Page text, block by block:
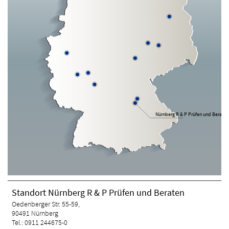
Nürnberg R & P Prüfen und Beraten
Standort Nürnberg R & P Prüfen und Beraten
Oedenberger Str. 55-59,
90491 Nürnberg
Tel.: 0911 244675-0